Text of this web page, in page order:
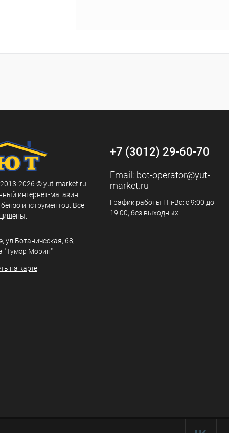
2026 © yut-market.ru
интернет-магазин
инструментов. Все
ул.Ботаническая, 68,
"Тумэр Морин"
на карте
+7 (3012) 29-60-70
Email: bot-operator@yut-
market.ru
График работы Пн-Вс: с 9:00 до
19:00, без выходных